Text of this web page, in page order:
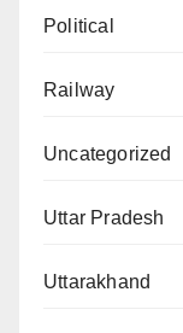
Political
Railway
Uncategorized
Uttar Pradesh
Uttarakhand